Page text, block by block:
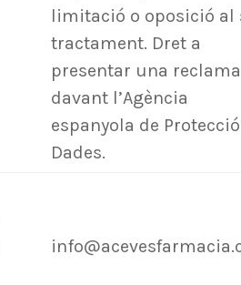
limitació o oposició al
tractament. Dret a
presentar una
davant l’Agència
espanyola de
Dades.